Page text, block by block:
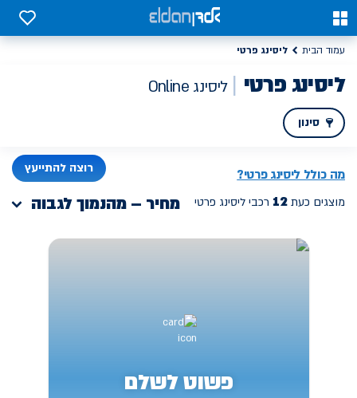
0
0
עמוד הבית ליסינג פרטי
ליסינג פרטי ליסינג Online
סינון
מה כולל ליסינג פרטי? רוצה להתייעץ
מוצגים כעת רכבי ליסינג פרטי מחיר – מהנמוך לגבוה
פשוט לשלם